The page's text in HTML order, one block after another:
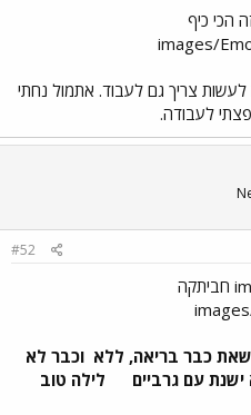
הכי כיף
צריך גם לעבוד. אתמול נחתי
לעבודה.
#52
../images/Emo26.gif חביתקה
שאת כבר בריאה, ללא וכבר לא
ישנת עם גרביים
לילה טוב